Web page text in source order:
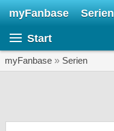
myFanbase Serien
Start
myFanbase » Serien